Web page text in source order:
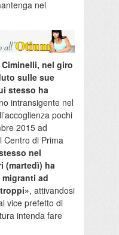
nel
nel giro
sulle sue
stesso ha
intransigente nel
pochi
2015 ad
Centro di Prima
nel
(martedì) ha
ad
, attivandosi
vice prefetto di
intenda fare